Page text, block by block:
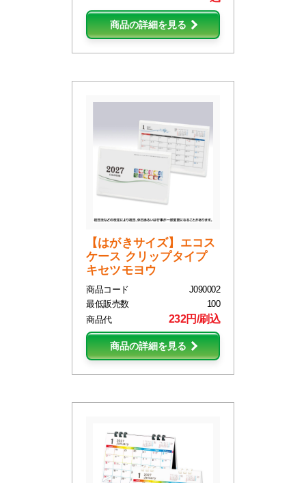
商品の詳細を見る
【はがきサイズ】エコス
ケース クリップタイプ
キセツモヨウ
商品コード
J090002
最低販売数
100
商品代
232円/刷込
商品の詳細を見る